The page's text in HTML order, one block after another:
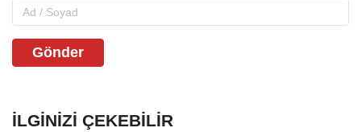
Gönder
İLGINIZI ÇEKEBILIR